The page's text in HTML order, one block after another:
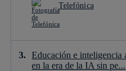
Telefónica
Educación e inteligencia
en la era de la IA sin pe...